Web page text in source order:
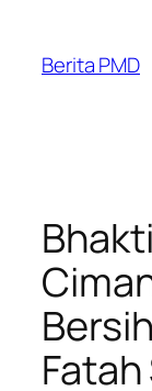
content
Berita PMD